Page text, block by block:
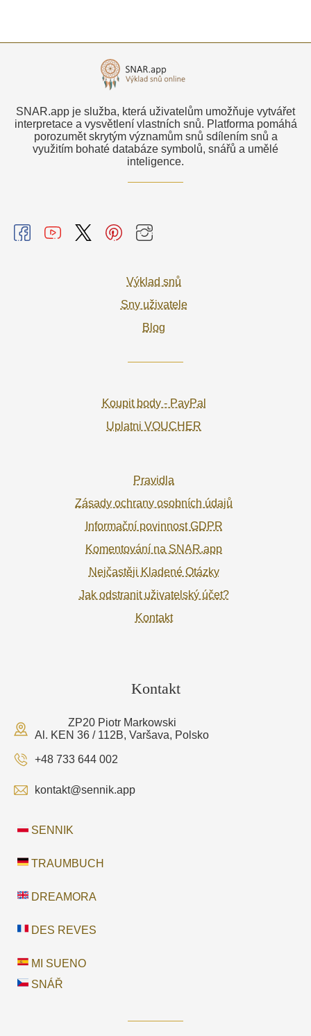
SNAR.app je služba, která uživatelům umožňuje vytvářet
interpretace a vysvětlení vlastních snů. Platforma pomáhá
porozumět skrytým významům snů sdílením snů a
využitím bohaté databáze symbolů, snářů a umělé
inteligence.
Výklad snů
Sny uživatele
Blog
Koupit body - PayPal
Uplatni VOUCHER
Pravidla
Zásady ochrany osobních údajů
Informační povinnost GDPR
Komentování na SNAR.app
Nejčastěji Kladené Otázky
Jak odstranit uživatelský účet?
Kontakt
Kontakt
ZP20 Piotr Markowski
Al. KEN 36 / 112B, Varšava, Polsko
+48 733 644 002
kontakt@sennik.app
SENNIK
TRAUMBUCH
DREAMORA
DES REVES
MI SUENO
SNÁŘ